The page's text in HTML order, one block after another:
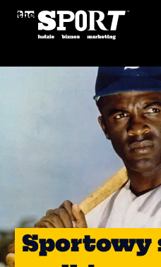
Sportowy